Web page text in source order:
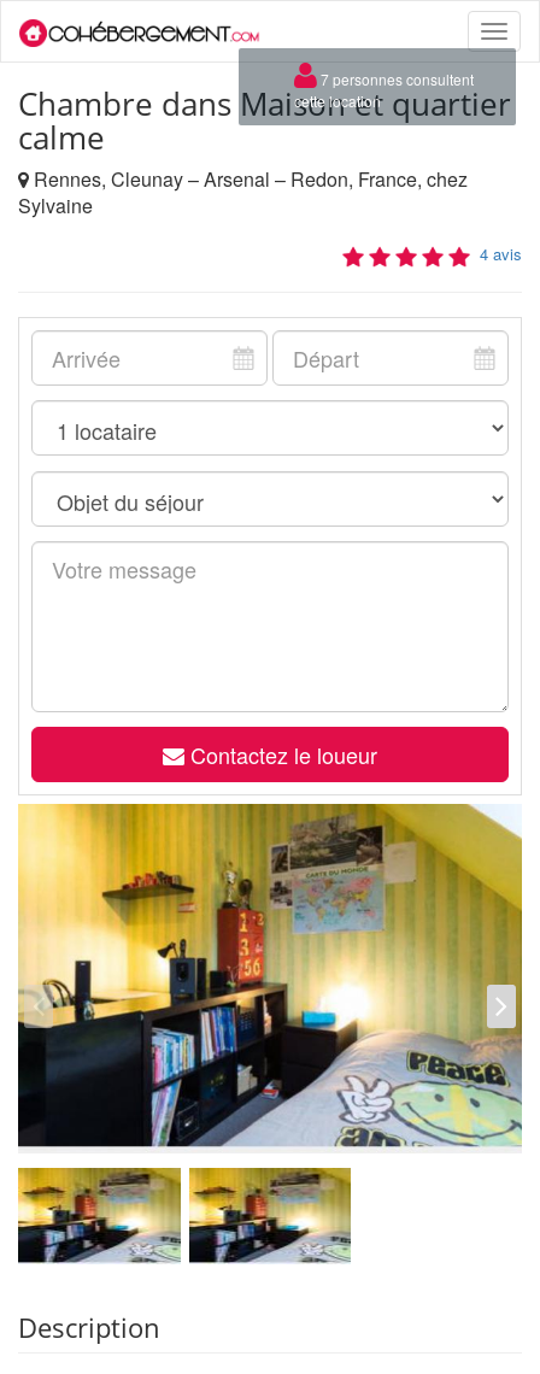
Toggle
Chambre dans Maison et quartier
calme
Rennes, Cleunay – Arsenal – Redon, France, chez
Sylvaine
4 avis
Contactez le loueur
Description
×
7 personnes consultent
cette location